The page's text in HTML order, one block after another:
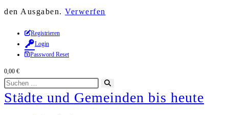
den Ausgaben. Verwerfen
Zum
Inhalt
springen
Registrieren
Login
Password Reset
0,00 €
Diese
Website
durchsuchen
starten
Städte und Gemeinden bis heute